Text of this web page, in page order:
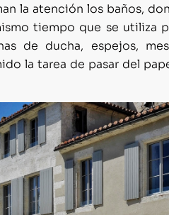
la atención los baños,
tiempo que se utiliza
de ducha, espejos,
la tarea de pasar del